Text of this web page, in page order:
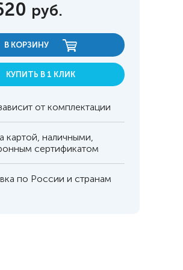
руб.
В КОРЗИНУ
КУПИТЬ В 1 КЛИК
от комплектации
картой, наличными,
сертификатом
по России и странам